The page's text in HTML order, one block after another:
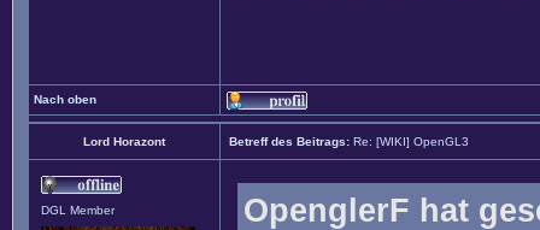
Nach oben
Lord Horazont Betreff des Beitrags: Re: [WIKI] OpenGL3
DGL Member OpenglerF hat